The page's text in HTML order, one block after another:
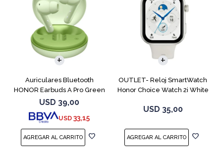
Auriculares Bluetooth
HONOR Earbuds A Pro Green
USD 39,00
USD 33,15
OUTLET- Reloj SmartWatch
Honor Choice Watch 2i White
USD 35,00